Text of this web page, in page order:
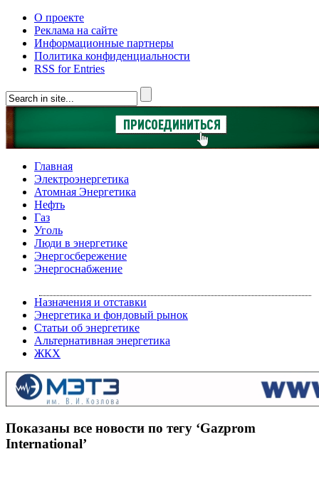
О проекте
Реклама на сайте
Информационные партнеры
Политика конфиденциальности
RSS for Entries
Главная
Электроэнергетика
Атомная Энергетика
Нефть
Газ
Уголь
Люди в энергетике
Энергосбережение
Энергоснабжение
Назначения и отставки
Энергетика и фондовый рынок
Статьи об энергетике
Альтернативная энергетика
ЖКХ
Показаны все новости по тегу ‘Gazprom
International’